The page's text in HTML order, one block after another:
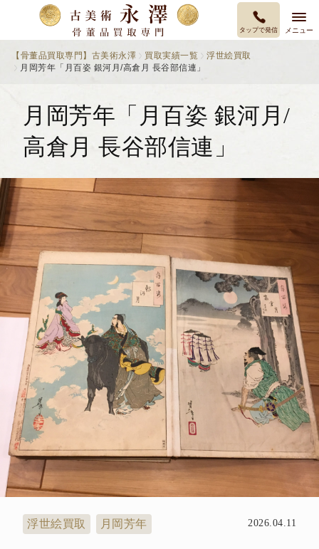
タップで発信 メニュー
【骨董品買取専門】古美術永澤 買取実績一覧
浮世絵買取
月岡芳年「月百姿 銀河月/高倉月 長谷部信連」
月岡芳年「月百姿 銀河月/
高倉月 長谷部信連」
浮世絵買取 月岡芳年 2026.04.11